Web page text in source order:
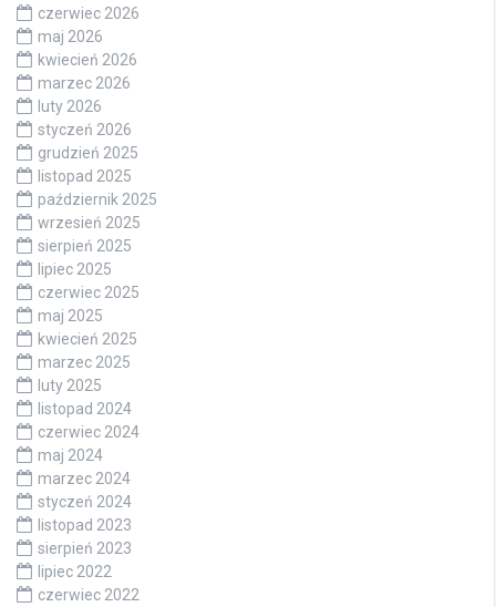
czerwiec 2026
maj 2026
kwiecień 2026
marzec 2026
luty 2026
styczeń 2026
grudzień 2025
listopad 2025
październik 2025
wrzesień 2025
sierpień 2025
lipiec 2025
czerwiec 2025
maj 2025
kwiecień 2025
marzec 2025
luty 2025
listopad 2024
czerwiec 2024
maj 2024
marzec 2024
styczeń 2024
listopad 2023
sierpień 2023
lipiec 2022
czerwiec 2022